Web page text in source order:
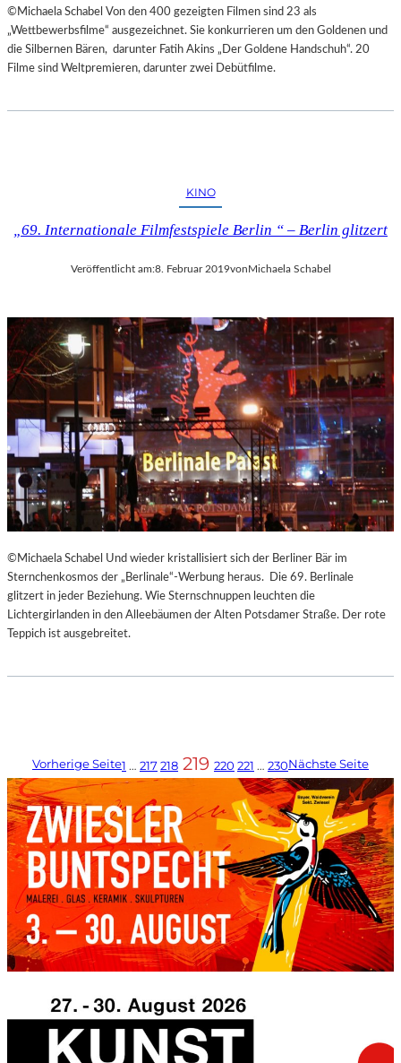
©Michaela Schabel Von den 400 gezeigten Filmen sind 23 als
„Wettbewerbsfilme“ ausgezeichnet. Sie konkurrieren um den Goldenen und
die Silbernen Bären, darunter Fatih Akins „Der Goldene Handschuh“. 20
Filme sind Weltpremieren, darunter zwei Debütfilme.
KINO
„69. Internationale Filmfestspiele Berlin “ – Berlin glitzert
Veröffentlicht am:8. Februar 2019vonMichaela Schabel
©Michaela Schabel Und wieder kristallisiert sich der Berliner Bär im
Sternchenkosmos der „Berlinale“-Werbung heraus. Die 69. Berlinale
glitzert in jeder Beziehung. Wie Sternschnuppen leuchten die
Lichtergirlanden in den Alleebäumen der Alten Potsdamer Straße. Der rote
Teppich ist ausgebreitet.
Vorherige Seite1 … 217218 219 220 221 … 230Nächste Seite